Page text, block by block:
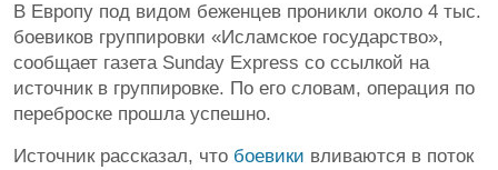
В Европу под видом беженцев проникли около 4 тыс.
боевиков группировки «Исламское государство»,
сообщает газета Sunday Express со ссылкой на
источник в группировке. По его словам, операция по
переброске прошла успешно.
Источник рассказал, что боевики вливаются в поток